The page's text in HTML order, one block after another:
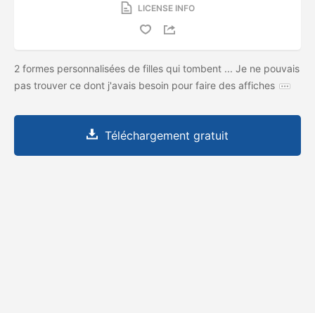
LICENSE INFO
2 formes personnalisées de filles qui tombent ... Je ne pouvais
pas trouver ce dont j'avais besoin pour faire des affiches
Téléchargement gratuit